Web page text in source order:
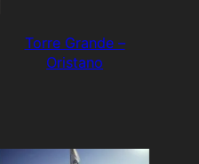
Torre Grande –
Oristano